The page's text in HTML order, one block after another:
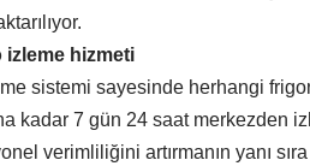
izleme hizmeti
sistemi sayesinde herhangi
kadar 7 gün 24 saat merkezden
verimliliğini artırmanın yanı